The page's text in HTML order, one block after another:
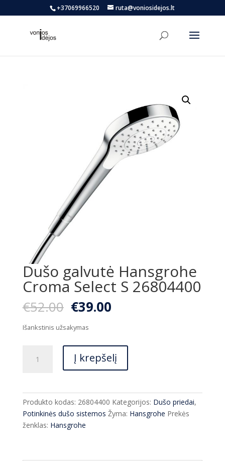
+37069966520 ruta@voniosidejos.lt
Dušo galvutė Hansgrohe
Croma Select S 26804400
€52.00 Original
price
was:
€52.00.
€39.00Current
€39.00.
Išankstinis užsakymas
kiekis:
Hansgrohe
Croma
Select
Į krepšelį
Produkto kodas: 26804400 Kategorijos: Dušo priedai,
Potinkinės dušo sistemos Žyma: Hansgrohe Prekės
ženklas: Hansgrohe